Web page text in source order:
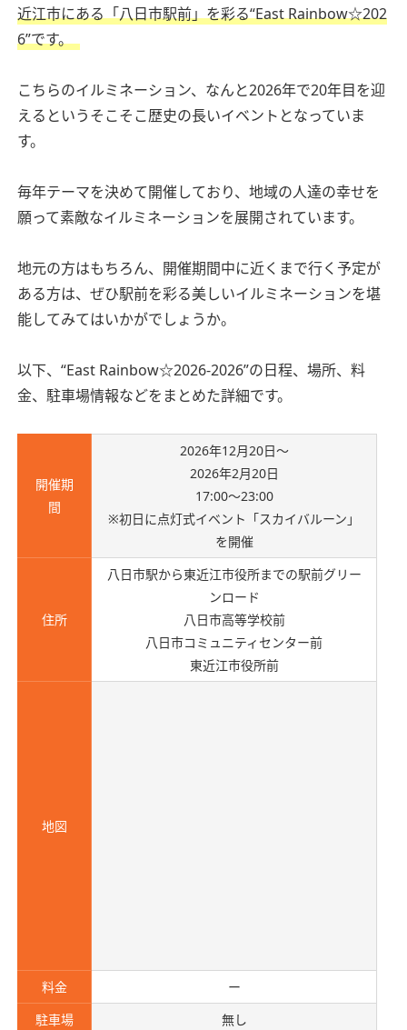
近江市にある「八日市駅前」を彩る“East Rainbow☆202
6”です。
こちらのイルミネーション、なんと2026年で20年目を迎
えるというそこそこ歴史の長いイベントとなっていま
す。
毎年テーマを決めて開催しており、地域の人達の幸せを
願って素敵なイルミネーションを展開されています。
地元の方はもちろん、開催期間中に近くまで行く予定が
ある方は、ぜひ駅前を彩る美しいイルミネーションを堪
能してみてはいかがでしょうか。
以下、“East Rainbow☆2026-2026”の日程、場所、料
金、駐車場情報などをまとめた詳細です。
開催期
間
2026年12月20日〜
2026年2月20日
17:00～23:00
※初日に点灯式イベント「スカイバルーン」
を開催
住所
八日市駅から東近江市役所までの駅前グリー
ンロード
八日市高等学校前
八日市コミュニティセンター前
東近江市役所前
地図
料金
ー
駐車場
無し